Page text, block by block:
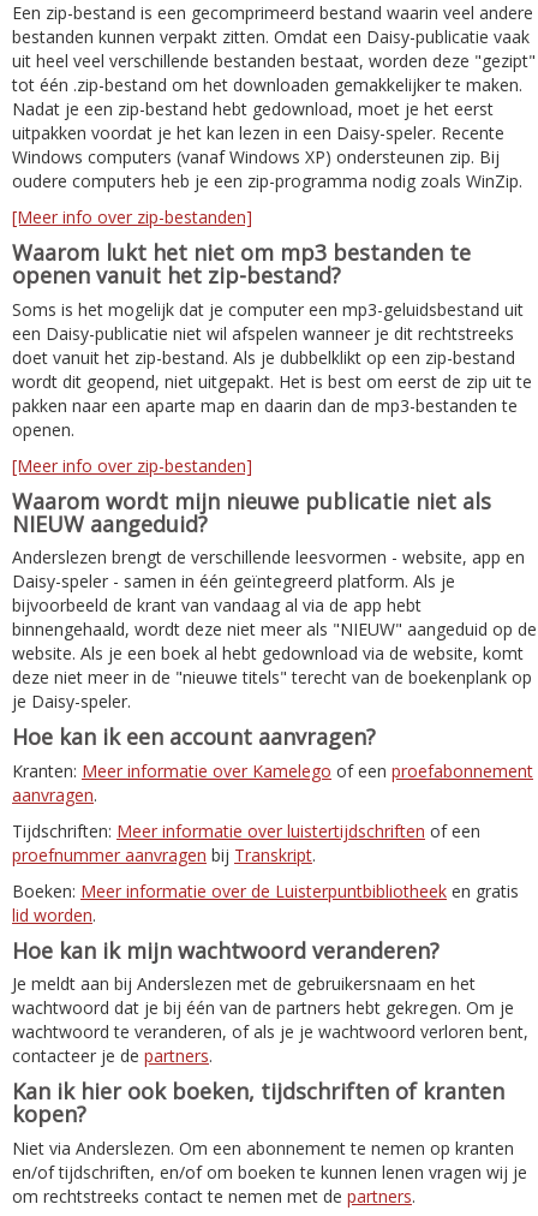
Een zip-bestand is een gecomprimeerd bestand waarin veel andere
bestanden kunnen verpakt zitten. Omdat een Daisy-publicatie vaak
uit heel veel verschillende bestanden bestaat, worden deze "gezipt"
tot één .zip-bestand om het downloaden gemakkelijker te maken.
Nadat je een zip-bestand hebt gedownload, moet je het eerst
uitpakken voordat je het kan lezen in een Daisy-speler. Recente
Windows computers (vanaf Windows XP) ondersteunen zip. Bij
oudere computers heb je een zip-programma nodig zoals WinZip.
[Meer info over zip-bestanden]
Waarom lukt het niet om mp3 bestanden te
openen vanuit het zip-bestand?
Soms is het mogelijk dat je computer een mp3-geluidsbestand uit
een Daisy-publicatie niet wil afspelen wanneer je dit rechtstreeks
doet vanuit het zip-bestand. Als je dubbelklikt op een zip-bestand
wordt dit geopend, niet uitgepakt. Het is best om eerst de zip uit te
pakken naar een aparte map en daarin dan de mp3-bestanden te
openen.
[Meer info over zip-bestanden]
Waarom wordt mijn nieuwe publicatie niet als
NIEUW aangeduid?
Anderslezen brengt de verschillende leesvormen - website, app en
Daisy-speler - samen in één geïntegreerd platform. Als je
bijvoorbeeld de krant van vandaag al via de app hebt
binnengehaald, wordt deze niet meer als "NIEUW" aangeduid op de
website. Als je een boek al hebt gedownload via de website, komt
deze niet meer in de "nieuwe titels" terecht van de boekenplank op
je Daisy-speler.
Hoe kan ik een account aanvragen?
Kranten: Meer informatie over Kamelego of een proefabonnement
aanvragen.
Tijdschriften: Meer informatie over luistertijdschriften of een
proefnummer aanvragen bij Transkript.
Boeken: Meer informatie over de Luisterpuntbibliotheek en gratis
lid worden.
Hoe kan ik mijn wachtwoord veranderen?
Je meldt aan bij Anderslezen met de gebruikersnaam en het
wachtwoord dat je bij één van de partners hebt gekregen. Om je
wachtwoord te veranderen, of als je je wachtwoord verloren bent,
contacteer je de partners.
Kan ik hier ook boeken, tijdschriften of kranten
kopen?
Niet via Anderslezen. Om een abonnement te nemen op kranten
en/of tijdschriften, en/of om boeken te kunnen lenen vragen wij je
om rechtstreeks contact te nemen met de partners.